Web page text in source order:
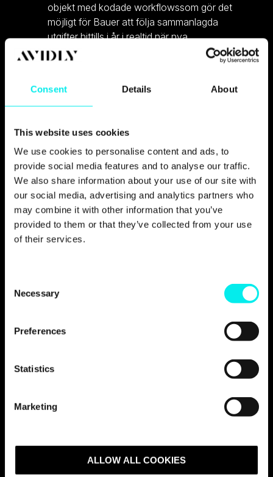
Consent Details About
This website uses cookies
We use cookies to personalise content and ads, to
provide social media features and to analyse our traffic.
We also share information about your use of our site with
our social media, advertising and analytics partners who
may combine it with other information that you’ve
provided to them or that they’ve collected from your use
of their services.
Necessary
Preferences
Statistics
Marketing
ALLOW ALL COOKIES
objekt med kodade workflowssom gör det
möjligt för Bauer att följa sammanlagda
utgifter hittills i år i realtid när nya
försäljningsorder hanteras av säljteamet.
information om byråer, projekt och
Finstat och Bisnode för automatisk ifyllning
av företagsdata, vilket minskar det manuella
arbetet för säljteam som använder HubSpot.
Genomföra utbildning på plats för säljteam
och superanvändare i samarbete med CRM
Product Manager Yaniv Kalmek.
Integration med SAP
BRIX CRM säkerställde projektet ett smidigt
dataflöde mellan HubSpot, landsspecifika
SAP.Huvudkomponenterna i projektet var:
Automatisering av processer för att minska
vid datainmatning
HubSpot och SAP, med automatiserade